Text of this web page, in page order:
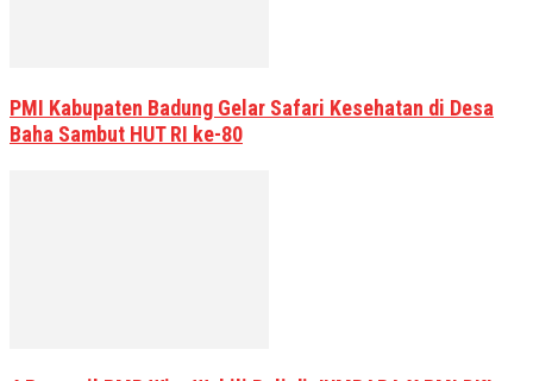
PMI Kabupaten Badung Gelar Safari Kesehatan di Desa
Baha Sambut HUT RI ke-80